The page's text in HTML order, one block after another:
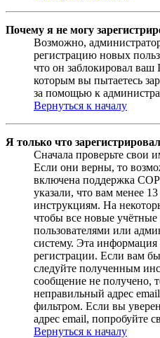
Почему я не могу
Возможно,
регистрацию новых
что он заблокировал ваш
которым вы пытаетесь
за помощью к
Вернуться к началу
Я только что
Сначала проверьте свои
Если они верны, то
включена поддержка
указали, что вам менее
инструкциям. На
чтобы все новые
пользователями или
систему. Эта информация
регистрации. Если вам
следуйте полученным
сообщение не получено,
неправильный адрес
фильтром. Если вы
адрес email, попробуйте
Вернуться к началу